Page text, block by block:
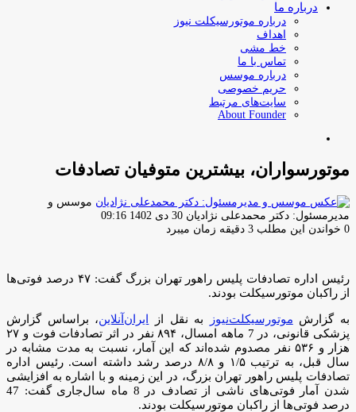
درباره ما
درباره موتورسیکلت نیوز
اهداف
خط مشی
تماس با ما
درباره موسس
حریم خصوصی
سایت‌های مرتبط
About Founder
موتورسواران، بیشترین متوفیان تصادفات
موسس و
مدیرمسئول: دکتر محمدعلی نژادیان ارسال
ایمیل
30 دی 1402 09:16
0 خواندن این مطلب 3 دقیقه زمان میبرد
رئیس اداره تصادفات پلیس راهور تهران بزرگ گفت: ۴۷ درصد فوتی‌ها
از راکبان موتورسیکلت بودند.
به گزارش موتورسیکلت‌نیوز به نقل از ایران‌آنلاین، براساس گزارش
پزشکی قانونی، در 7 ماهه امسال، ۸۹۴ نفر در اثر تصادفات فوت و ۲۷
هزار و ۵۳۶ نفر مصدوم شده‌اند که این آمار، نسبت به مدت مشابه در
سال قبل، به ترتیب ۱/۵ و ۸/۸ درصد رشد داشته است. رئیس اداره
تصادفات پلیس راهور تهران بزرگ، در این زمینه و با اشاره به افزایشی
شدن آمار فوتی‌های ناشی از تصادف در 8 ماه سال‌جاری گفت: 47
درصد فوتی‌ها از راکبان موتورسیکلت بودند.